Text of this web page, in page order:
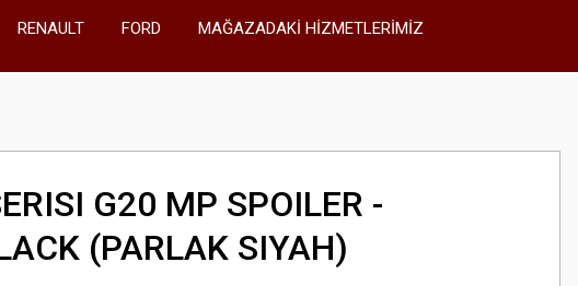
RENAULT FORD MAĞAZADAKİ HİZMETLERİMİZ
G20 MP SPOILER -
(PARLAK SIYAH)